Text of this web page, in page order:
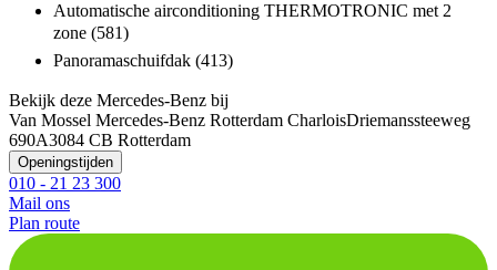
Automatische airconditioning THERMOTRONIC met 2
zone (581)
Panoramaschuifdak (413)
Bekijk deze Mercedes-Benz bij
Van Mossel Mercedes-Benz Rotterdam CharloisDriemanssteeweg
690A3084 CB Rotterdam
Openingstijden
010 - 21 23 300
Mail ons
Plan route